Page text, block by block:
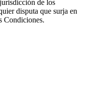
de los
disputa que surja en
Condiciones.